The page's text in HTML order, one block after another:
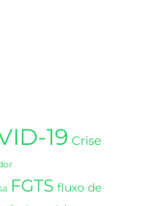
19 Crise
FGTS fluxo de